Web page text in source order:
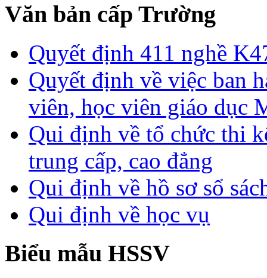
Văn bản cấp Trường
Quyết định 411 nghề
Quyết định về việc ban
viên, học viên giáo dục
Qui định về tổ chức thi
trung cấp, cao đẳng
Qui định về hồ sơ sổ
Qui định về học vụ
Biểu mẫu HSSV